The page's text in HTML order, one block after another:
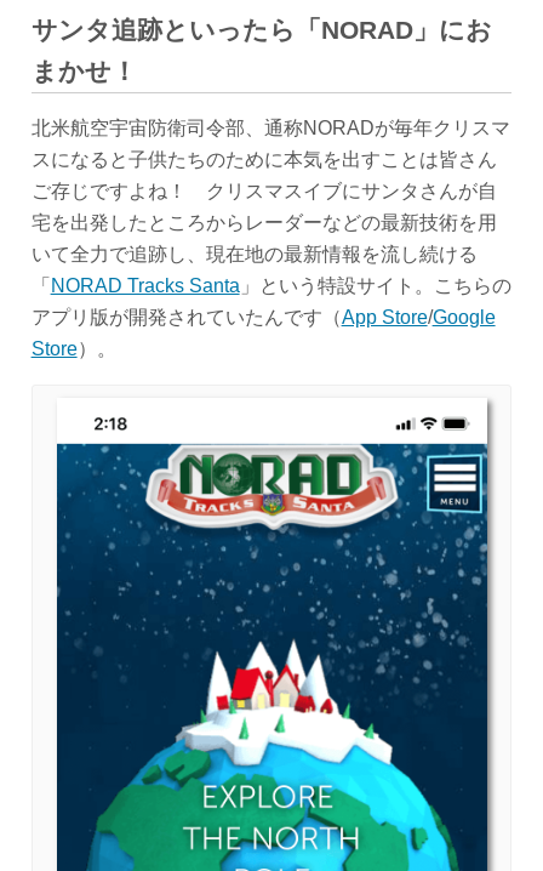
サンタ追跡といったら「NORAD」にお
まかせ！
北米航空宇宙防衛司令部、通称NORADが毎年クリスマ
スになると子供たちのために本気を出すことは皆さん
ご存じですよね！ クリスマスイブにサンタさんが自
宅を出発したところからレーダーなどの最新技術を用
いて全力で追跡し、現在地の最新情報を流し続ける
「 NORAD Tracks Santa 」という特設サイト。こちらの
アプリ版が開発されていたんです（App Store/Google
Store）。